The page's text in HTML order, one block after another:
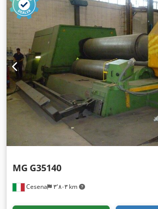
Cesena ۳٬۸۰۳ km
MG G35140